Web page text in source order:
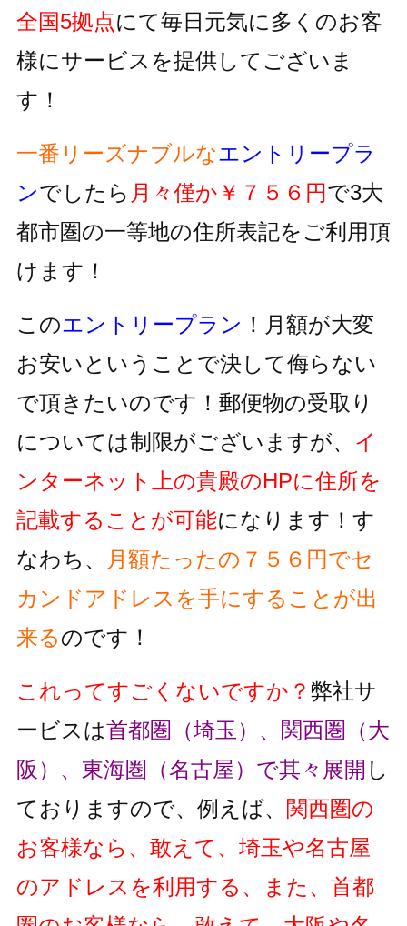
全国5拠点にて毎日元気に多くのお客
様にサービスを提供してございま
す！
一番リーズナブルなエントリープラ
ンでしたら 月々僅か￥７５６円で3大
都市圏の一等地の住所表記をご利用頂
けます！
このエントリープラン ！月額が大変
お安いということで決して侮らない
で頂きたいのです！郵便物の受取り
については制限がございますが、 イ
ンターネット上の貴殿のHPに住所を
記載することが可能になります！す
なわち、
月額たったの７５６円でセ
カンドアドレスを手にすることが出
来るのです！
これってすごくないですか？ 弊社サ
ービスは首都圏（埼玉）、関西圏（大
阪）、東海圏（名古屋）で其々展開 し
ておりますので、例えば、 関西圏の
お客様なら、敢えて、埼玉や名古屋
のアドレスを利用する、また、首都